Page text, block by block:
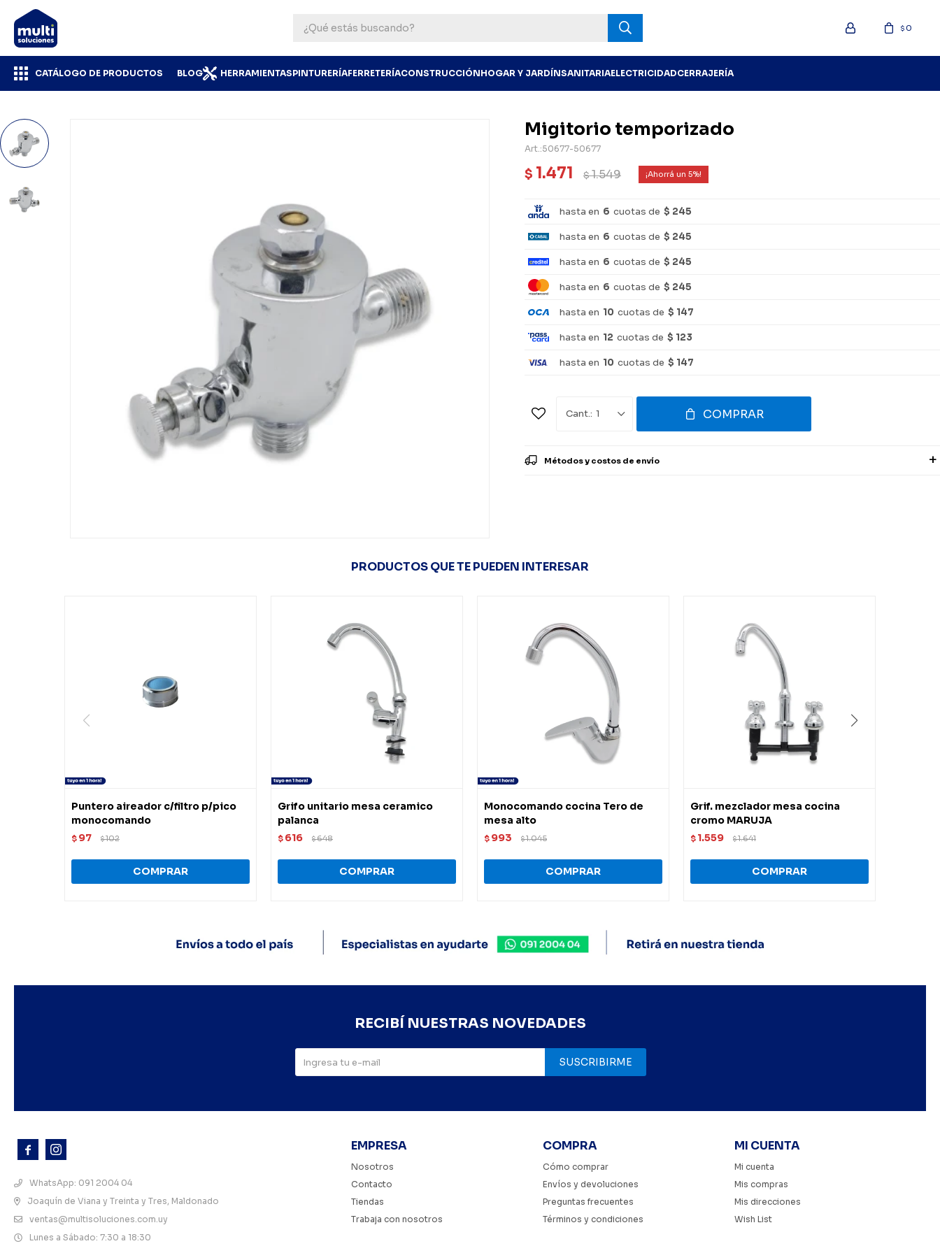
CATÁLOGO DE PRODUCTOS BLOG HERRAMIENTASPINTURERÍAFERRETERÍACONSTRUCCIÓNHOGAR Y JARDÍNSANITARIAELECTRICIDADCERRAJERÍA
$0
Migitorio temporizado
50677-50677
$ 1.471 $1.549 5
hasta en 6 cuotas de $ 245
hasta en 6 cuotas de $ 245
hasta en 6 cuotas de $ 245
hasta en 6 cuotas de $ 245
hasta en 10 cuotas de $ 147
hasta en 12 cuotas de $ 123
hasta en 10 cuotas de $ 147
1 COMPRAR
Métodos y costos de envío
PRODUCTOS QUE TE PUEDEN INTERESAR
Puntero aireador c/filtro p/pico
monocomando
$ 97 $102
Grifo unitario mesa ceramico
palanca
$ 616 $648
Monocomando cocina Tero de
mesa alto
$ 993 $1.045
Grif. mezclador mesa cocina
cromo MARUJA
$ 1.559 $1.641
 
WhatsApp: 091 2004 04
Joaquín de Viana y Treinta y Tres, Maldonado
ventas@multisoluciones.com.uy
Lunes a Sábado: 7:30 a 18:30
EMPRESA
Nosotros
Contacto
Tiendas
Trabaja con nosotros
COMPRA
Cómo comprar
Envíos y devoluciones
Preguntas frecuentes
Términos y condiciones
MI CUENTA
Mi cuenta
Mis compras
Mis direcciones
Wish List
RECIBÍ NUESTRAS NOVEDADES
SUSCRIBIRME